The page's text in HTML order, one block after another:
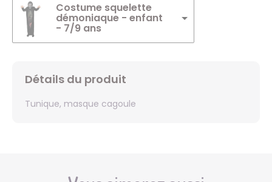
Costume squelette
démoniaque - enfant
- 7/9 ans
Détails du produit
Tunique, masque cagoule